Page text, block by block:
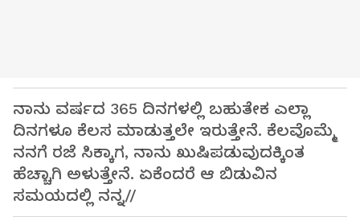
ನಾನು ವರ್ಷದ 365 ದಿನಗಳಲ್ಲಿ ಬಹುತೇಕ ಎಲ್ಲಾ
ದಿನಗಳೂ ಕೆಲಸ ಮಾಡುತ್ತಲೇ ಇರುತ್ತೇನೆ. ಕೆಲವೊಮ್ಮೆ
ನನಗೆ ರಜೆ ಸಿಕ್ಕಾಗ, ನಾನು ಖುಷಿಪಡುವುದಕ್ಕಿಂತ
ಹೆಚ್ಚಾಗಿ ಅಳುತ್ತೇನೆ. ಏಕೆಂದರೆ ಆ ಬಿಡುವಿನ
ಸಮಯದಲ್ಲಿ ನನ್ನ//